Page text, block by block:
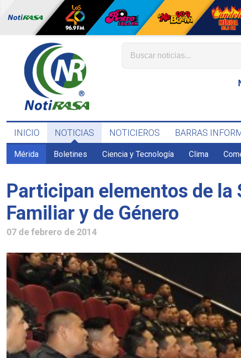
INICIO NOTICIAS NOTICIEROS BARRAS
Mérida Boletines Ciencia y Tecnología Clima
Participan elementos de la
Familiar y de Género
07 de febrero de 2014